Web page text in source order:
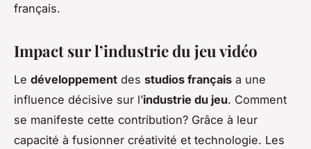
français.
Impact sur l’industrie du jeu vidéo
Le développement des studios français a une
influence décisive sur l’industrie du jeu. Comment
se manifeste cette contribution? Grâce à leur
capacité à fusionner créativité et technologie. Les